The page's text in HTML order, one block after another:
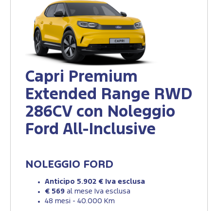
Capri Premium
Extended Range RWD
286CV con Noleggio
Ford All-Inclusive
NOLEGGIO FORD
Anticipo 5.902 € Iva esclusa
€ 569 al mese Iva esclusa
48 mesi - 40.000 Km